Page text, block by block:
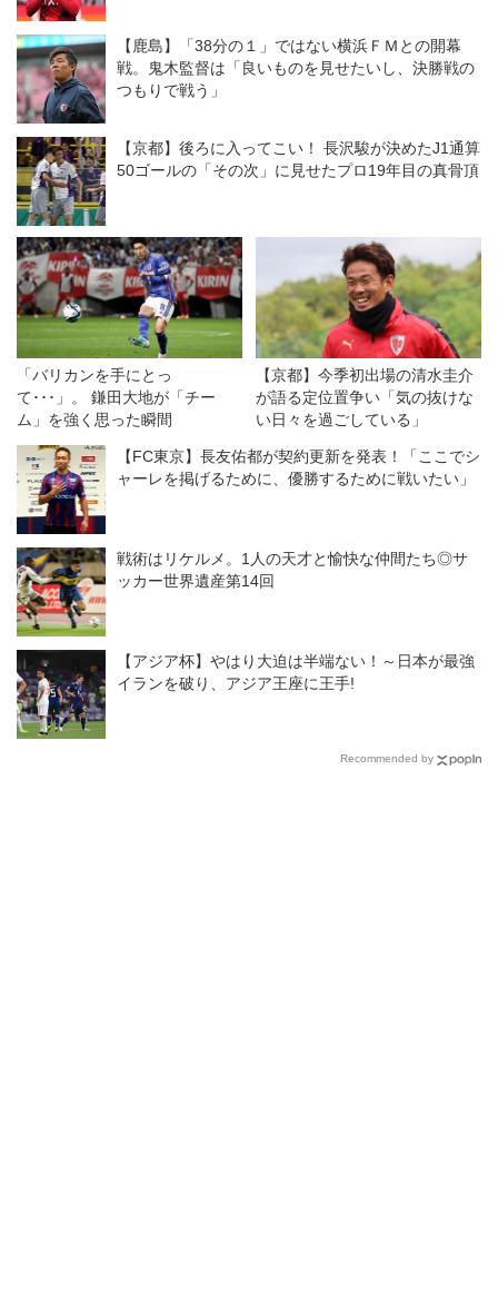
【鹿島】「38分の１」ではない横浜ＦＭとの開幕
戦。鬼木監督は「良いものを見せたいし、決勝戦の
つもりで戦う」
【京都】後ろに入ってこい！ 長沢駿が決めたJ1通算
50ゴールの「その次」に見せたプロ19年目の真骨頂
「バリカンを手にとっ
て･･･」。 鎌田大地が「チー
ム」を強く思った瞬間
【京都】今季初出場の清水圭介
が語る定位置争い「気の抜けな
い日々を過ごしている」
【FC東京】長友佑都が契約更新を発表！「ここでシ
ャーレを掲げるために、優勝するために戦いたい」
戦術はリケルメ。1人の天才と愉快な仲間たち◎サ
ッカー世界遺産第14回
【アジア杯】やはり大迫は半端ない！～日本が最強
イランを破り、アジア王座に王手!
Recommended by